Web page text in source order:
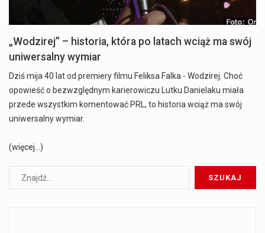
„Wodzirej” – historia, która po latach wciąż ma swój
uniwersalny wymiar
Dziś mija 40 lat od premiery filmu Feliksa Falka - Wodzirej. Choć
opowieść o bezwzględnym karierowiczu Lutku Danielaku miała
przede wszystkim komentować PRL, to historia wciąż ma swój
uniwersalny wymiar.
(więcej…)